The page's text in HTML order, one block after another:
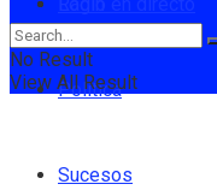
Política
Sucesos
No Result
View All Result